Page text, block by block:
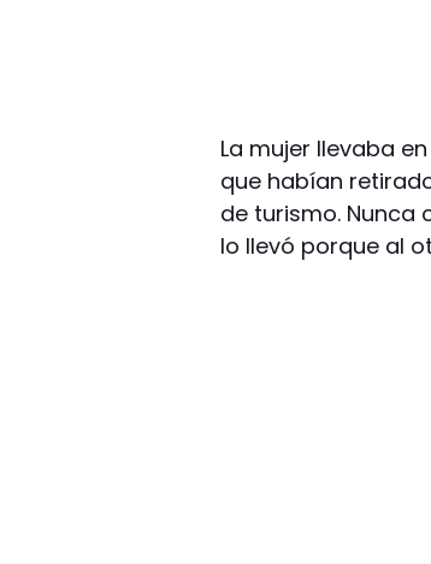
La mujer llevaba
que habían
de turismo. Nunca
lo llevó porque al